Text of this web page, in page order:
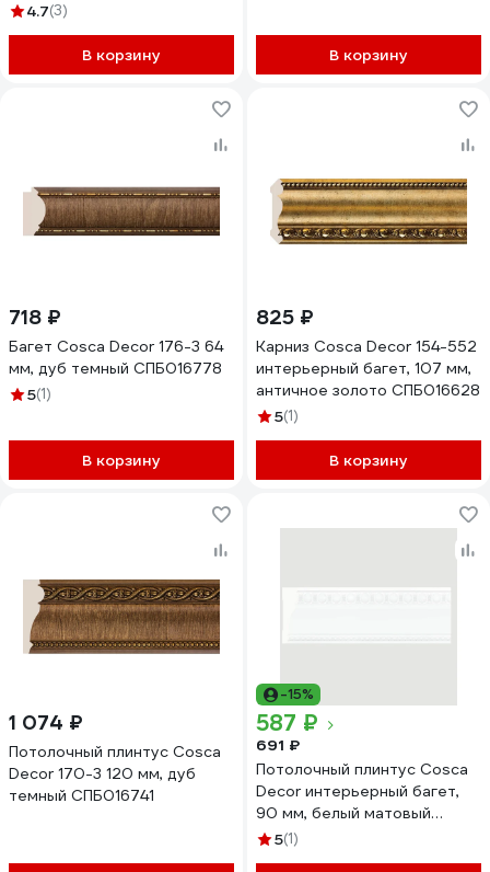
4.7(3)
В корзину В корзину
718 ₽
Багет Cosca Decor 176-3 64
мм, дуб темный СПБ016778
5(1)
В корзину
825 ₽
Карниз Cosca Decor 154-552
интерьерный багет, 107 мм,
античное золото СПБ016628
5(1)
В корзину
1 074 ₽
Потолочный плинтус Cosca
Decor 170-3 120 мм, дуб
темный СПБ016741
-15%
587 ₽
691 ₽
Потолочный плинтус Cosca
Decor интерьерный багет,
90 мм, белый матовый
СПБ048190
5(1)